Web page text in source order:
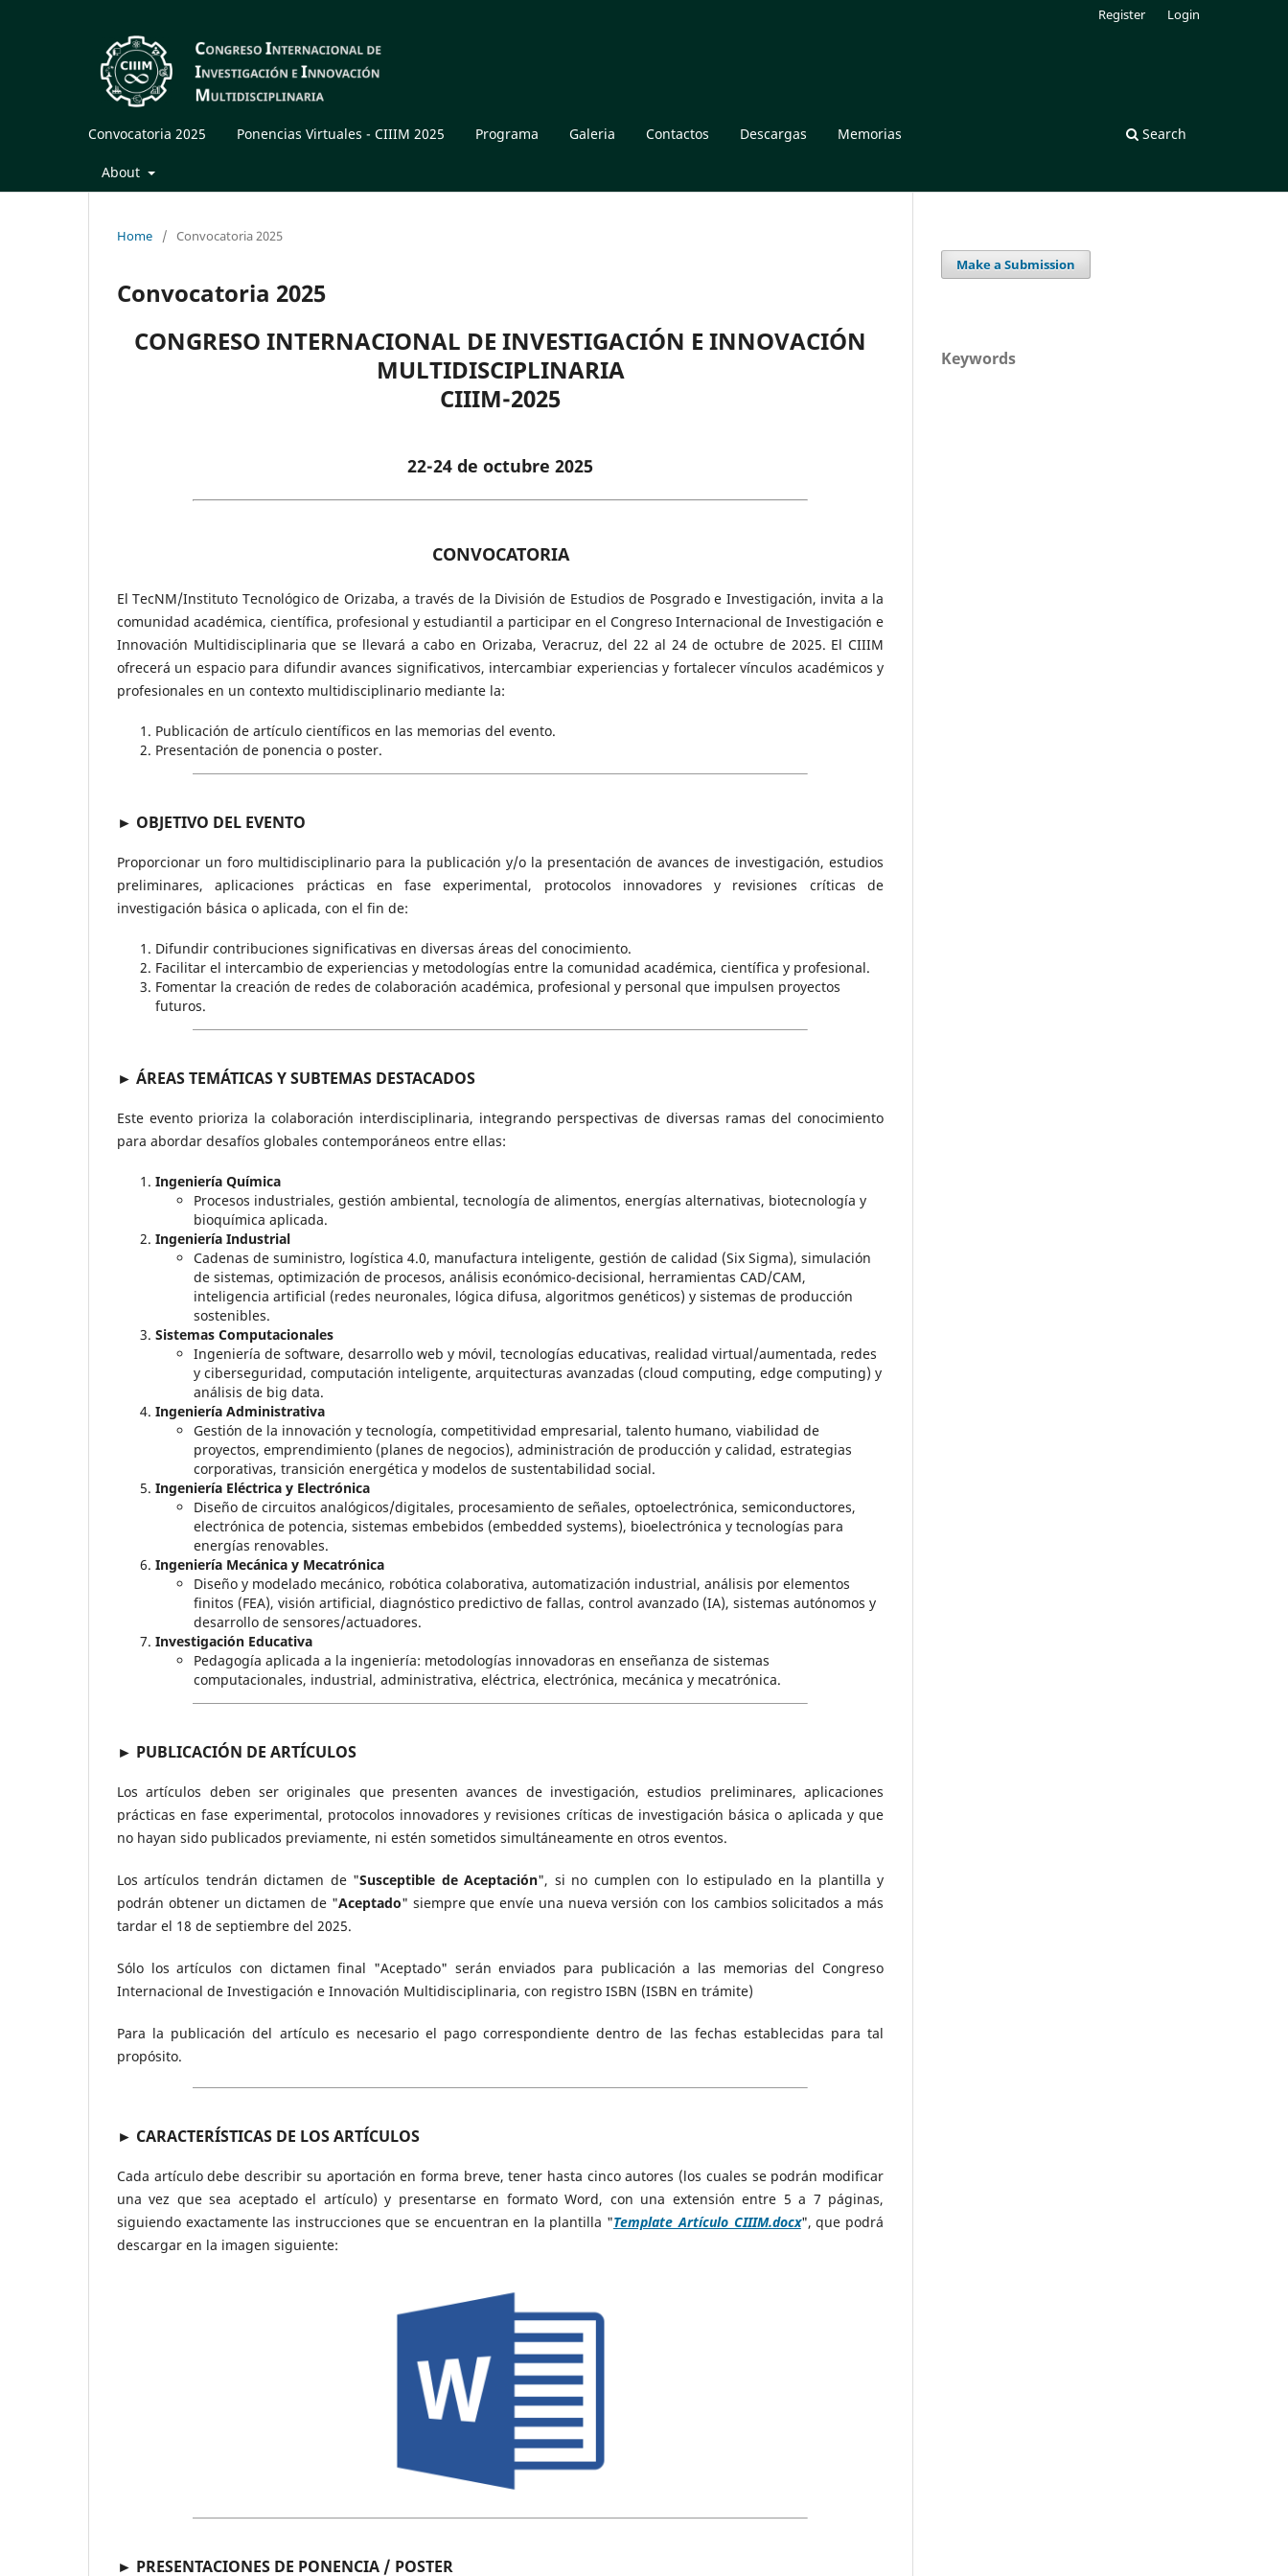
Convocatoria 2025 Ponencias Virtuales - CIIIM 2025 Programa Galeria Contactos Descargas Memorias
About
Search
Register Login
Home / Convocatoria 2025
Convocatoria 2025
CONGRESO INTERNACIONAL DE INVESTIGACIÓN E INNOVACIÓN
MULTIDISCIPLINARIA
CIIIM-2025
22-24 de octubre 2025
CONVOCATORIA
El TecNM/Instituto Tecnológico de Orizaba, a través de la División de Estudios de Posgrado e Investigación, invita a la
comunidad académica, científica, profesional y estudiantil a participar en el Congreso Internacional de Investigación e
Innovación Multidisciplinaria que se llevará a cabo en Orizaba, Veracruz, del 22 al 24 de octubre de 2025. El CIIIM
ofrecerá un espacio para difundir avances significativos, intercambiar experiencias y fortalecer vínculos académicos y
profesionales en un contexto multidisciplinario mediante la:
Publicación de artículo científicos en las memorias del evento.
Presentación de ponencia o poster.
► OBJETIVO DEL EVENTO
Proporcionar un foro multidisciplinario para la publicación y/o la presentación de avances de investigación, estudios
preliminares, aplicaciones prácticas en fase experimental, protocolos innovadores y revisiones críticas de
investigación básica o aplicada, con el fin de:
Difundir contribuciones significativas en diversas áreas del conocimiento.
Facilitar el intercambio de experiencias y metodologías entre la comunidad académica, científica y profesional.
Fomentar la creación de redes de colaboración académica, profesional y personal que impulsen proyectos
futuros.
► ÁREAS TEMÁTICAS Y SUBTEMAS DESTACADOS
Este evento prioriza la colaboración interdisciplinaria, integrando perspectivas de diversas ramas del conocimiento
para abordar desafíos globales contemporáneos entre ellas:
Ingeniería Química
Procesos industriales, gestión ambiental, tecnología de alimentos, energías alternativas, biotecnología y
bioquímica aplicada.
Ingeniería Industrial
Cadenas de suministro, logística 4.0, manufactura inteligente, gestión de calidad (Six Sigma), simulación
de sistemas, optimización de procesos, análisis económico-decisional, herramientas CAD/CAM,
inteligencia artificial (redes neuronales, lógica difusa, algoritmos genéticos) y sistemas de producción
sostenibles.
Sistemas Computacionales
Ingeniería de software, desarrollo web y móvil, tecnologías educativas, realidad virtual/aumentada, redes
y ciberseguridad, computación inteligente, arquitecturas avanzadas (cloud computing, edge computing) y
análisis de big data.
Ingeniería Administrativa
Gestión de la innovación y tecnología, competitividad empresarial, talento humano, viabilidad de
proyectos, emprendimiento (planes de negocios), administración de producción y calidad, estrategias
corporativas, transición energética y modelos de sustentabilidad social.
Ingeniería Eléctrica y Electrónica
Diseño de circuitos analógicos/digitales, procesamiento de señales, optoelectrónica, semiconductores,
electrónica de potencia, sistemas embebidos (embedded systems), bioelectrónica y tecnologías para
energías renovables.
Ingeniería Mecánica y Mecatrónica
Diseño y modelado mecánico, robótica colaborativa, automatización industrial, análisis por elementos
finitos (FEA), visión artificial, diagnóstico predictivo de fallas, control avanzado (IA), sistemas autónomos y
desarrollo de sensores/actuadores.
Investigación Educativa
Pedagogía aplicada a la ingeniería: metodologías innovadoras en enseñanza de sistemas
computacionales, industrial, administrativa, eléctrica, electrónica, mecánica y mecatrónica.
► PUBLICACIÓN DE ARTÍCULOS
Los artículos deben ser originales que presenten avances de investigación, estudios preliminares, aplicaciones
prácticas en fase experimental, protocolos innovadores y revisiones críticas de investigación básica o aplicada y que
no hayan sido publicados previamente, ni estén sometidos simultáneamente en otros eventos.
Los artículos tendrán dictamen de "Susceptible de Aceptación", si no cumplen con lo estipulado en la plantilla y
podrán obtener un dictamen de "Aceptado" siempre que envíe una nueva versión con los cambios solicitados a más
tardar el 18 de septiembre del 2025.
Sólo los artículos con dictamen final "Aceptado" serán enviados para publicación a las memorias del Congreso
Internacional de Investigación e Innovación Multidisciplinaria, con registro ISBN (ISBN en trámite)
Para la publicación del artículo es necesario el pago correspondiente dentro de las fechas establecidas para tal
propósito.
► CARACTERÍSTICAS DE LOS ARTÍCULOS
Cada artículo debe describir su aportación en forma breve, tener hasta cinco autores (los cuales se podrán modificar
una vez que sea aceptado el artículo) y presentarse en formato Word, con una extensión entre 5 a 7 páginas,
siguiendo exactamente las instrucciones que se encuentran en la plantilla "Template_Artículo_CIIIM.docx", que podrá
descargar en la imagen siguiente:
► PRESENTACIONES DE PONENCIA / POSTER
Make a Submission
Keywords